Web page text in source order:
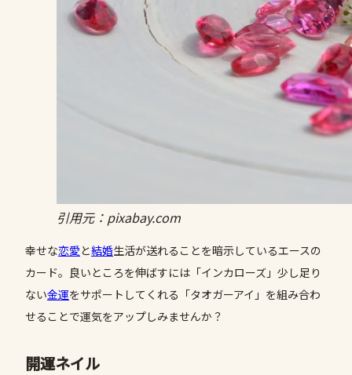
引用元：pixabay.com
幸せな恋愛と結婚生活が送れることを暗示しているエースの
カード。良いところを伸ばすには「インカローズ」少し足り
ない金運をサポートしてくれる「タオガーアイ」を組み合わ
せることで運気をアップしみませんか？
開運ネイル